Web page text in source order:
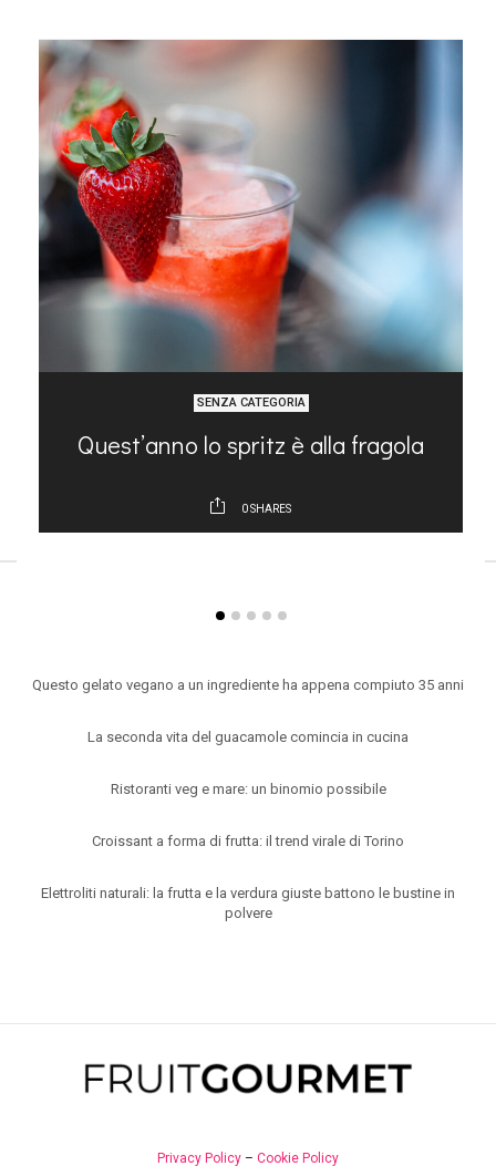
SENZA CATEGORIA
Quest’anno lo spritz è alla fragola
0SHARES
Questo gelato vegano a un ingrediente ha appena compiuto 35 anni
La seconda vita del guacamole comincia in cucina
Ristoranti veg e mare: un binomio possibile
Croissant a forma di frutta: il trend virale di Torino
Elettroliti naturali: la frutta e la verdura giuste battono le bustine in
polvere
Privacy Policy – Cookie Policy